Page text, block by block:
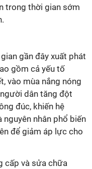
trong thời gian sớm
gần đây xuất phát
gồm cả yếu tố
vào mùa nắng nóng
dân tăng đột
đúc, khiến hệ
nhân phổ biến
để giảm áp lực cho
cấp và sửa chữa